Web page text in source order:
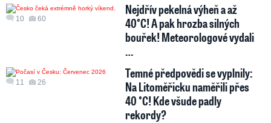
10 60
Nejdřív pekelná výheň a až
40°C! A pak hrozba silných
bouřek! Meteorologové vydali
…
11 26
Temné předpovědi se vyplnily:
Na Litoměřicku naměřili přes
40 °C! Kde všude padly
rekordy?